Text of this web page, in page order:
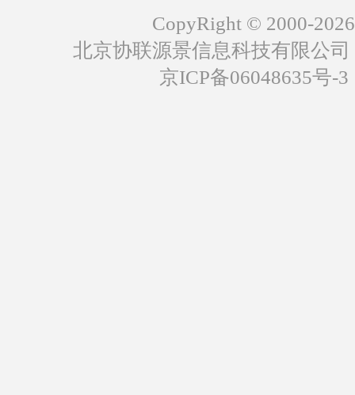
CopyRight © 2000-2026
北京协联源景信息科技有限公
京ICP备06048635号-3